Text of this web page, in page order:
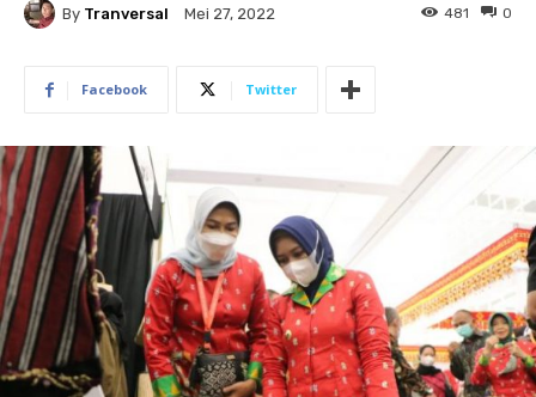
By Tranversal Mei 27, 2022 0
481
Facebook Twitter